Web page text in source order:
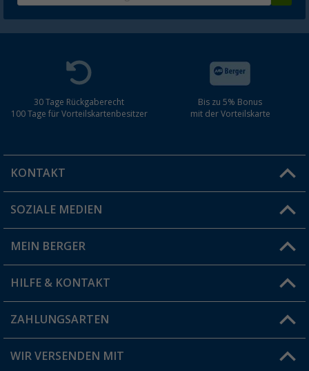
30 Tage Rückgaberecht
100 Tage für Vorteilskartenbesitzer
Bis zu 5% Bonus
mit der Vorteilskarte
KONTAKT
Du hast eine Frage?
Filiale finden
SOZIALE MEDIEN
MEIN BERGER
Vorteilskarte
Blog
HILFE & KONTAKT
FAQ & Kontakt
Versandinformationen
ZAHLUNGSARTEN
WIR VERSENDEN MIT